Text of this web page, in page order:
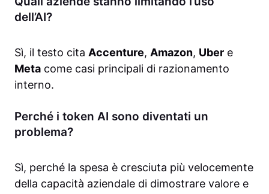
dell’AI?
Sì, il testo cita Accenture, Amazon, Uber e
Meta come casi principali di razionamento
interno.
Perché i token AI sono diventati un
problema?
Sì, perché la spesa è cresciuta più velocemente
della capacità aziendale di dimostrare valore e